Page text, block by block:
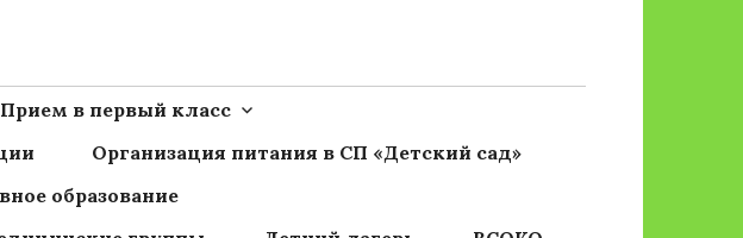
Прием в первый класс
Организация питания в СП «Детский сад»
образование